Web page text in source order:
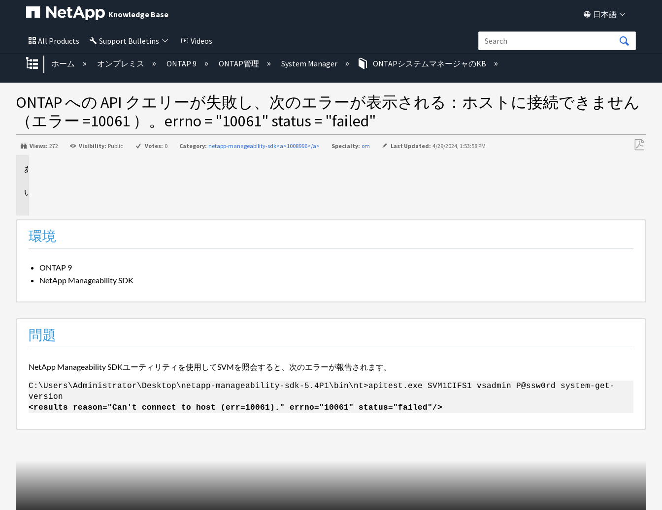
Knowledge Base 日本語
All Products Support Bulletins Videos
グローバル階層を展開/折りたたむ
ホーム オンプレミス ONTAP 9 ONTAP管理 System Manager ONTAPシステムマネージャのKB
ONTAP への API クエリーが失敗し、次のエラーが表示される：ホストに接続できません
（エラー =10061 ）。errno = "10061" status = "failed"
Views: 272 Visibility: Public Votes: 0 Category: netapp-manageability-sdk<a>1008996</a> Specialty: om Last Updated: 4/29/2024, 1:53:58 PM
環境
ONTAP 9
NetApp Manageability SDK
問題
NetApp Manageability SDKユーティリティを使用してSVMを照会すると、次のエラーが報告されます。
C:\Users\Administrator\Desktop\netapp-manageability-sdk-5.4P1\bin\nt>apitest.exe SVM1CIFS1 vsadmin P@ssw0rd system-get-
version
<results reason="Can't connect to host (err=10061)." errno="10061" status="failed"/>